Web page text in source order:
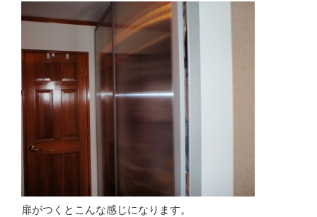
扉がつくとこんな感じになります。